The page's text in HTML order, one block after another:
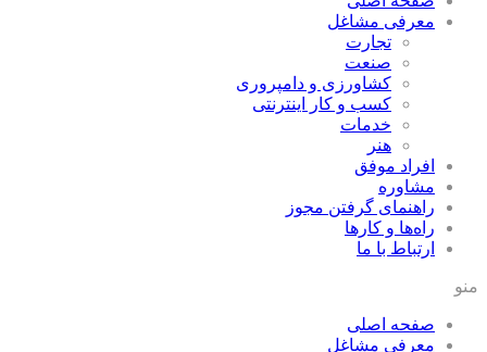
معرفی مشاغل
تجارت
صنعت
كشاورزی و دامپروری
كسب و كار اينترنتی
خدمات
هنر
افراد موفق
مشاوره
راهنمای گرفتن مجوز
راه‌ها و كارها
ارتباط با ما
منو
صفحه اصلی
معرفی مشاغل